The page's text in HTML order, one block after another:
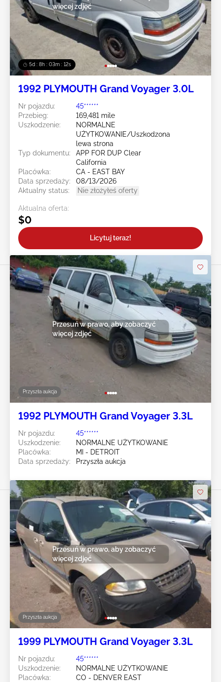
5d : 8h : 03m : 10s
więcej zdjęć
1992 PLYMOUTH Grand Voyager 3.0L
Nr pojazdu:
45******
Przebieg:
169,481 mile
Uszkodzenie:
NORMALNE
UŻYTKOWANIE/Uszkodzona
lewa strona
Typ dokumentu:
APP FOR DUP Clear
California
Placówka:
CA - EAST BAY
Data sprzedaży:
08/13/2026
Aktualny status:
Nie złożyłeś oferty
Aktualna oferta:
$0
Licytuj teraz!
Przyszła aukcja
Przesuń w prawo, aby zobaczyć
więcej zdjęć
1992 PLYMOUTH Grand Voyager 3.3L
Nr pojazdu:
45******
Uszkodzenie:
NORMALNE UŻYTKOWANIE
Placówka:
MI - DETROIT
Data sprzedaży:
Przyszła aukcja
Przyszła aukcja
Przesuń w prawo, aby zobaczyć
więcej zdjęć
1999 PLYMOUTH Grand Voyager 3.3L
Nr pojazdu:
45******
Uszkodzenie:
NORMALNE UŻYTKOWANIE
Placówka:
CO - DENVER EAST